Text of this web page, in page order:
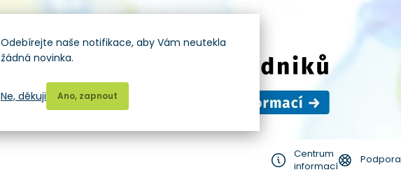
Centrum
informací
Podpora
Odebírejte naše notifikace, aby Vám neutekla
žádná novinka.
Ano, zapnout
Ne, děkuji